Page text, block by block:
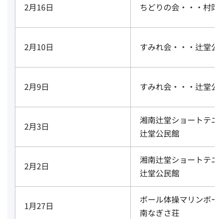
2月16日 ちどりの会・・・村岡
2月10日 すみれ会・・・辻堂公
2月9日 すみれ会・・・辻堂公
2月3日
湘南辻堂ショートテニ
辻堂公民館
2月2日
湘南辻堂ショートテニ
辻堂公民館
1月27日
ボール体操マリンボ
南なぎさ荘